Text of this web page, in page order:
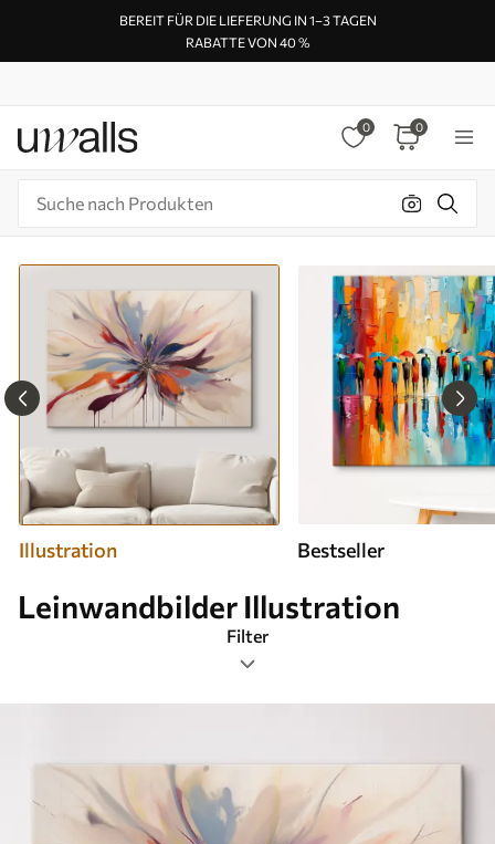
BEREIT FÜR DIE LIEFERUNG IN 1–3 TAGEN
RABATTE VON 40 %
0 0
Illustration Bestseller
Leinwandbilder Illustration
Filter
Tags
Wandbilder Illustration